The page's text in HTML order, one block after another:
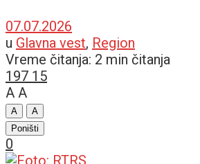
07.07.2026
u Glavna vest, Region
Vreme čitanja: 2 min čitanja
197 15
A A
A
A
Poništi
0